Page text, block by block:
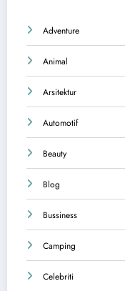
Adventure
Animal
Arsitektur
Automotif
Beauty
Blog
Bussiness
Camping
Celebriti